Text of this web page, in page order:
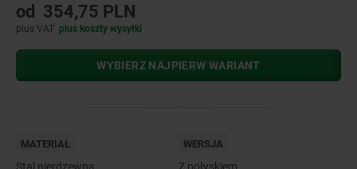
od 354,75 PLN
plus VAT plus koszty wysyłki
WYBIERZ NAJPIERW WARIANT
MATERIAŁ
Stal nierdzewna.
WERSJA
Z połyskiem.